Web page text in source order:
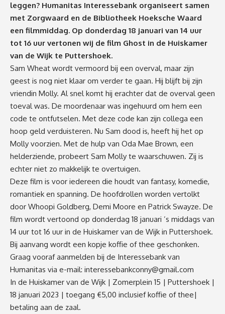
leggen? Humanitas Interessebank organiseert samen
met Zorgwaard en de Bibliotheek Hoeksche Waard
een filmmiddag. Op donderdag 18 januari van 14 uur
tot 16 uur vertonen wij de film Ghost in de Huiskamer
van de Wijk te Puttershoek.
Sam Wheat wordt vermoord bij een overval, maar zijn
geest is nog niet klaar om verder te gaan. Hij blijft bij zijn
vriendin Molly. Al snel komt hij erachter dat de overval geen
toeval was. De moordenaar was ingehuurd om hem een
code te ontfutselen. Met deze code kan zijn collega een
hoop geld verduisteren. Nu Sam dood is, heeft hij het op
Molly voorzien. Met de hulp van Oda Mae Brown, een
helderziende, probeert Sam Molly te waarschuwen. Zij is
echter niet zo makkelijk te overtuigen.
Deze film is voor iedereen die houdt van fantasy, komedie,
romantiek en spanning. De hoofdrollen worden vertolkt
door Whoopi Goldberg, Demi Moore en Patrick Swayze. De
film wordt vertoond op donderdag 18 januari ’s middags van
14 uur tot 16 uur in de Huiskamer van de Wijk in Puttershoek.
Bij aanvang wordt een kopje koffie of thee geschonken.
Graag vooraf aanmelden bij de Interessebank van
Humanitas via e-mail: interessebankconny@gmail.com
In de Huiskamer van de Wijk | Zomerplein 15 | Puttershoek |
18 januari 2023 | toegang €5,00 inclusief koffie of thee|
betaling aan de zaal.